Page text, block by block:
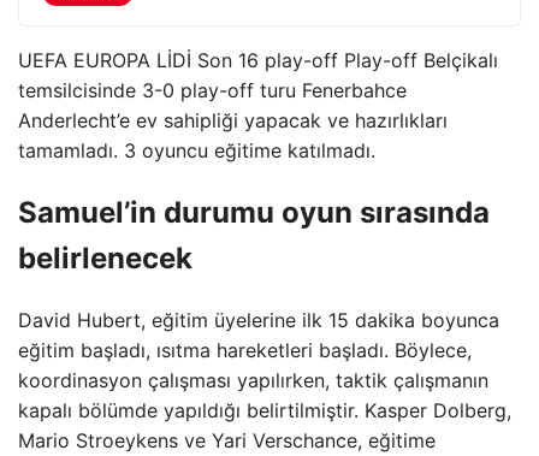
UEFA EUROPA LİDİ Son 16 play-off Play-off Belçikalı
temsilcisinde 3-0 play-off turu Fenerbahce
Anderlecht’e ev sahipliği yapacak ve hazırlıkları
tamamladı. 3 oyuncu eğitime katılmadı.
Samuel’in durumu oyun sırasında
belirlenecek
David Hubert, eğitim üyelerine ilk 15 dakika boyunca
eğitim başladı, ısıtma hareketleri başladı. Böylece,
koordinasyon çalışması yapılırken, taktik çalışmanın
kapalı bölümde yapıldığı belirtilmiştir. Kasper Dolberg,
Mario Stroeykens ve Yari Verschance, eğitime